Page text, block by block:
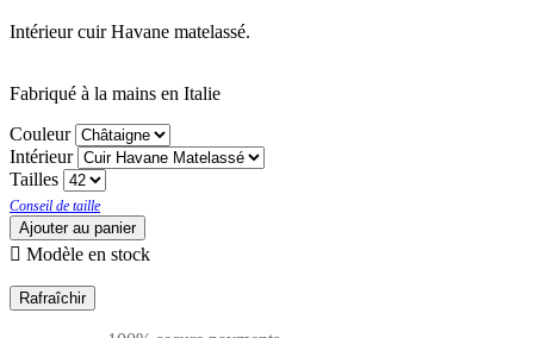
Intérieur cuir Havane matelassé.
Fabriqué à la mains en Italie
Couleur
Intérieur
Tailles
Conseil de taille
Ajouter au panier
 Modèle en stock